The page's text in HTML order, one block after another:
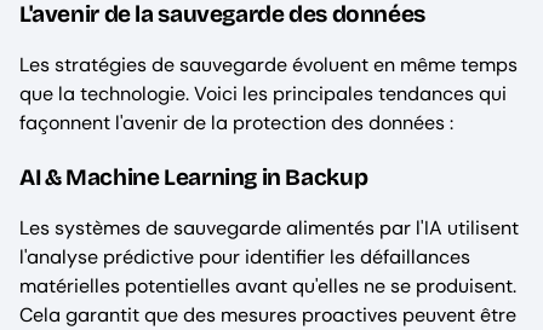
L'avenir de la sauvegarde des données
Les stratégies de sauvegarde évoluent en même temps
que la technologie. Voici les principales tendances qui
façonnent l'avenir de la protection des données :
AI & Machine Learning in Backup
Les systèmes de sauvegarde alimentés par l'IA utilisent
l'analyse prédictive pour identifier les défaillances
matérielles potentielles avant qu'elles ne se produisent.
Cela garantit que des mesures proactives peuvent être